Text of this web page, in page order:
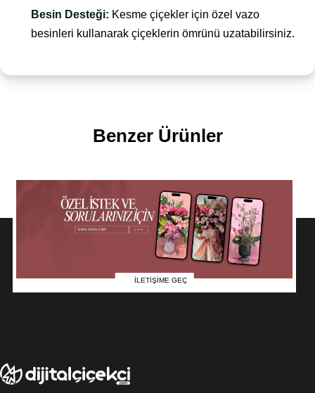
Besin Desteği: Kesme çiçekler için özel vazo
besinleri kullanarak çiçeklerin ömrünü uzatabilirsiniz.
Benzer Ürünler
İLETİŞİME GEÇ